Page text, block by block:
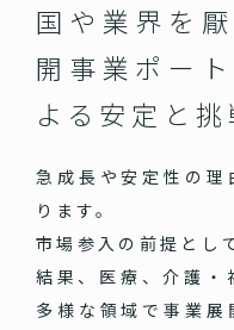
国や業界を
開 事業ポー
よる安定と挑
急成長や安定性の理
ります。
市場参入の前提とし
結果、医療、介護・
多様な領域で事業展